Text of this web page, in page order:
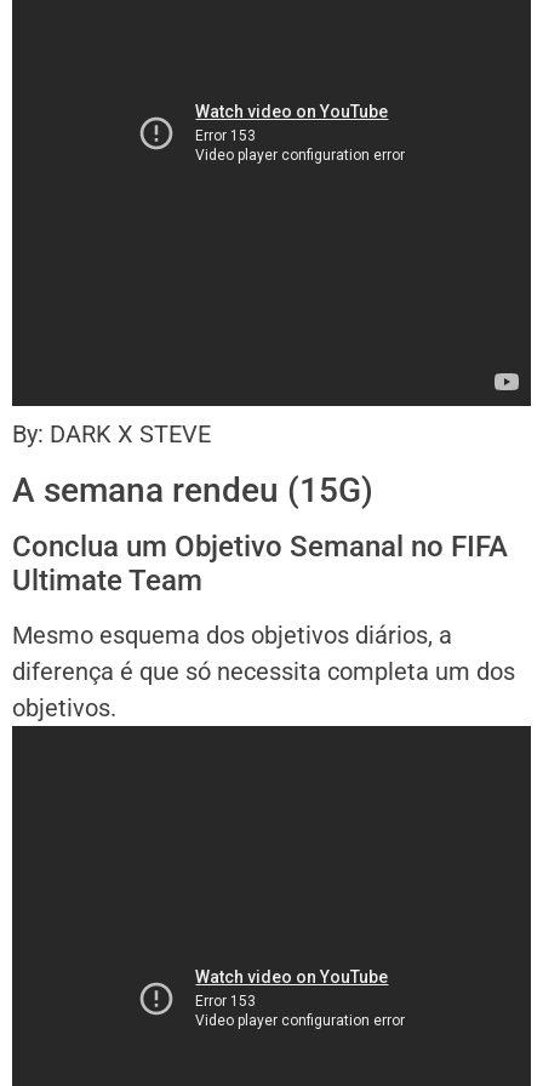
By: DARK X STEVE
A semana rendeu (15G)
Conclua um Objetivo Semanal no FIFA
Ultimate Team
Mesmo esquema dos objetivos diários, a
diferença é que só necessita completa um dos
objetivos.